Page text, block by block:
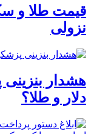
نزولی
هشدار بنزینی
دلار و طلا؟